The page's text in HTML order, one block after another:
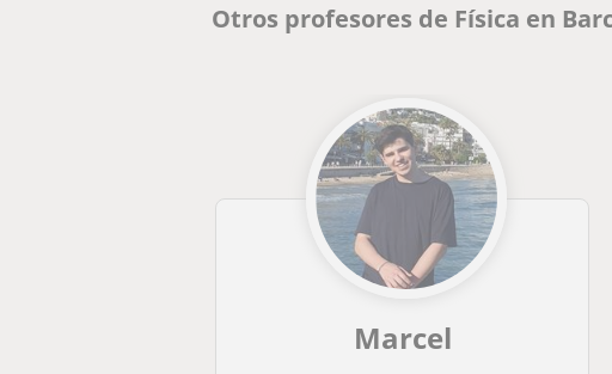
Otros profesores de Física en
Marcel